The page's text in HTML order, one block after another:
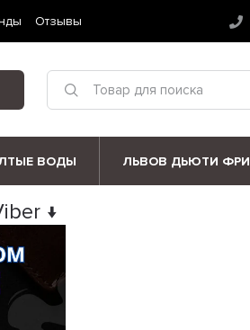
Отзывы
ВОДЫ ЛЬВОВ ДЬЮТИ ФРИ
↓